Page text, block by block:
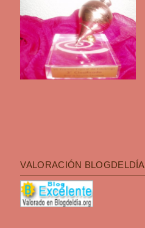
VALORACIÓN BLOGDELDÍA